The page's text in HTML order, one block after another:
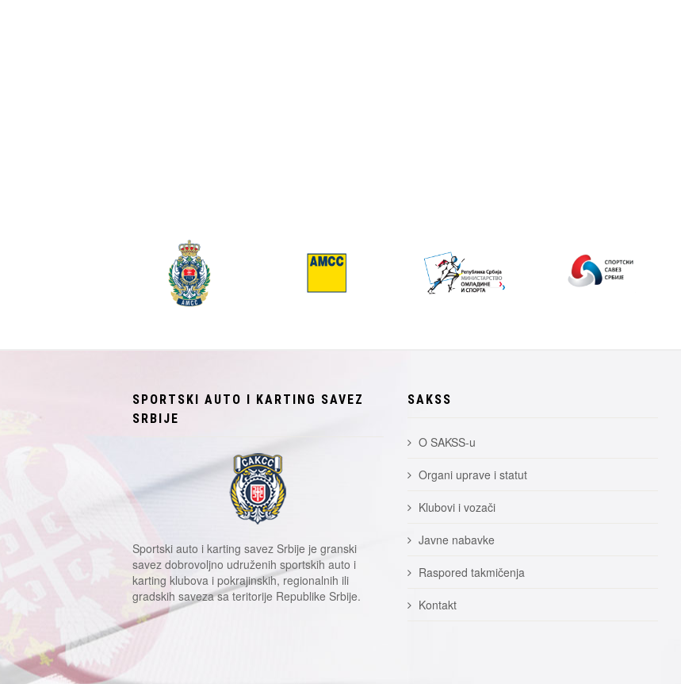
SPORTSKI AUTO I KARTING SAVEZ
SRBIJE
Sportski auto i karting savez Srbije je granski
savez dobrovoljno udruženih sportskih auto i
karting klubova i pokrajinskih, regionalnih ili
gradskih saveza sa teritorije Republike Srbije.
SAKSS
O SAKSS-u
Organi uprave i statut
Klubovi i vozači
Javne nabavke
Raspored takmičenja
Kontakt